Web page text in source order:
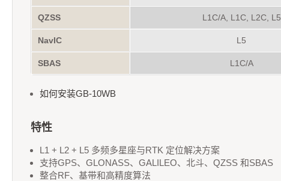
QZSS L1C/A, L1C, L2C, L5
NavIC L5
SBAS L1C/A
如何安装GB-10WB
特性
L1 + L2 + L5 多频多星座与RTK 定位解决方案
支持GPS、GLONASS、GALILEO、北斗、QZSS 和SBAS
整合RF、基带和高精度算法